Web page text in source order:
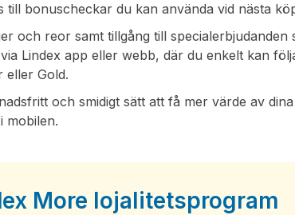
bonuscheckar du kan använda vid nästa
och reor samt tillgång till specialerbjudanden
Lindex app eller webb, där du enkelt kan
eller Gold.
och smidigt sätt att få mer värde av
mobilen.
More lojalitetsprogram